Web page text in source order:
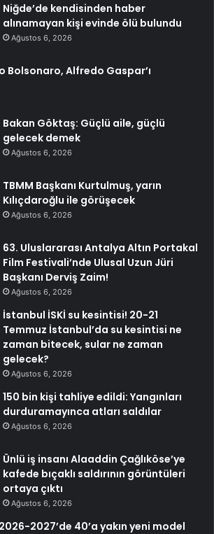
Niğde’de kendisinden haber
alınamayan kişi evinde ölü bulundu
Ağustos 6, 2026
Bolsonaro, Alfredo Gaspar’ı
Bakan Göktaş: Güçlü aile, güçlü
gelecek demek
Ağustos 6, 2026
TBMM Başkanı Kurtulmuş, yarın
Kılıçdaroğlu ile görüşecek
Ağustos 6, 2026
63. Uluslararası Antalya Altın Portakal
Film Festivali’nde Ulusal Uzun Jüri
Başkanı Derviş Zaim!
Ağustos 6, 2026
İstanbul İSKİ su kesintisi! 20-21
Temmuz İstanbul’da su kesintisi ne
zaman bitecek, sular ne zaman
gelecek?
Ağustos 6, 2026
150 bin kişi tahliye edildi: Yangınları
durduramayınca atları saldılar
Ağustos 6, 2026
Ünlü iş insanı Alaaddin Çağlıköse’ye
kafede bıçaklı saldırının görüntüleri
ortaya çıktı
Ağustos 6, 2026
2027’de 40’a yakın yeni model